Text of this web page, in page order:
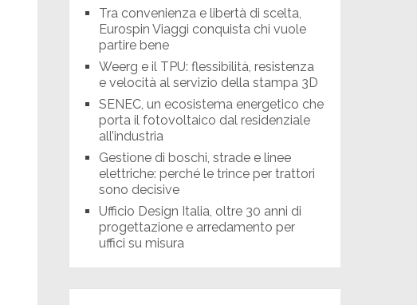
Tra convenienza e libertà di scelta,
Eurospin Viaggi conquista chi vuole
partire bene
Weerg e il TPU: flessibilità, resistenza
e velocità al servizio della stampa 3D
SENEC, un ecosistema energetico che
porta il fotovoltaico dal residenziale
all’industria
Gestione di boschi, strade e linee
elettriche: perché le trince per trattori
sono decisive
Ufficio Design Italia, oltre 30 anni di
progettazione e arredamento per
uffici su misura